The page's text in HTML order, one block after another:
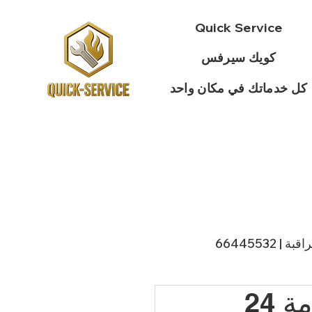
Quick Service
كويك سيرفس
كل خدماتك في مكان واحد
فني ستلايت العديلية / 66885009 / خدمة 24